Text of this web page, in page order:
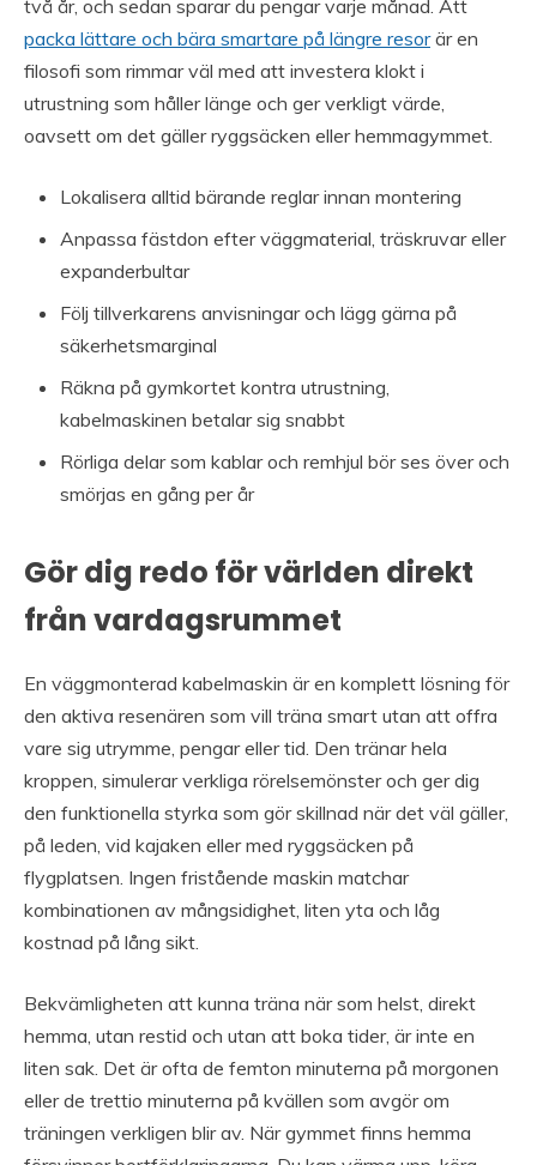
två år, och sedan sparar du pengar varje månad. Att
packa lättare och bära smartare på längre resorär en
filosofi som rimmar väl med att investera klokt i
utrustning som håller länge och ger verkligt värde,
oavsett om det gäller ryggsäcken eller hemmagymmet.
Lokalisera alltid bärande reglar innan montering
Anpassa fästdon efter väggmaterial, träskruvar eller
expanderbultar
Följ tillverkarens anvisningar och lägg gärna på
säkerhetsmarginal
Räkna på gymkortet kontra utrustning,
kabelmaskinen betalar sig snabbt
Rörliga delar som kablar och remhjul bör ses över och
smörjas en gång per år
Gör dig redo för världen direkt
från vardagsrummet
En väggmonterad kabelmaskin är en komplett lösning för
den aktiva resenären som vill träna smart utan att offra
vare sig utrymme, pengar eller tid. Den tränar hela
kroppen, simulerar verkliga rörelsemönster och ger dig
den funktionella styrka som gör skillnad när det väl gäller,
på leden, vid kajaken eller med ryggsäcken på
flygplatsen. Ingen fristående maskin matchar
kombinationen av mångsidighet, liten yta och låg
kostnad på lång sikt.
Bekvämligheten att kunna träna när som helst, direkt
hemma, utan restid och utan att boka tider, är inte en
liten sak. Det är ofta de femton minuterna på morgonen
eller de trettio minuterna på kvällen som avgör om
träningen verkligen blir av. När gymmet finns hemma